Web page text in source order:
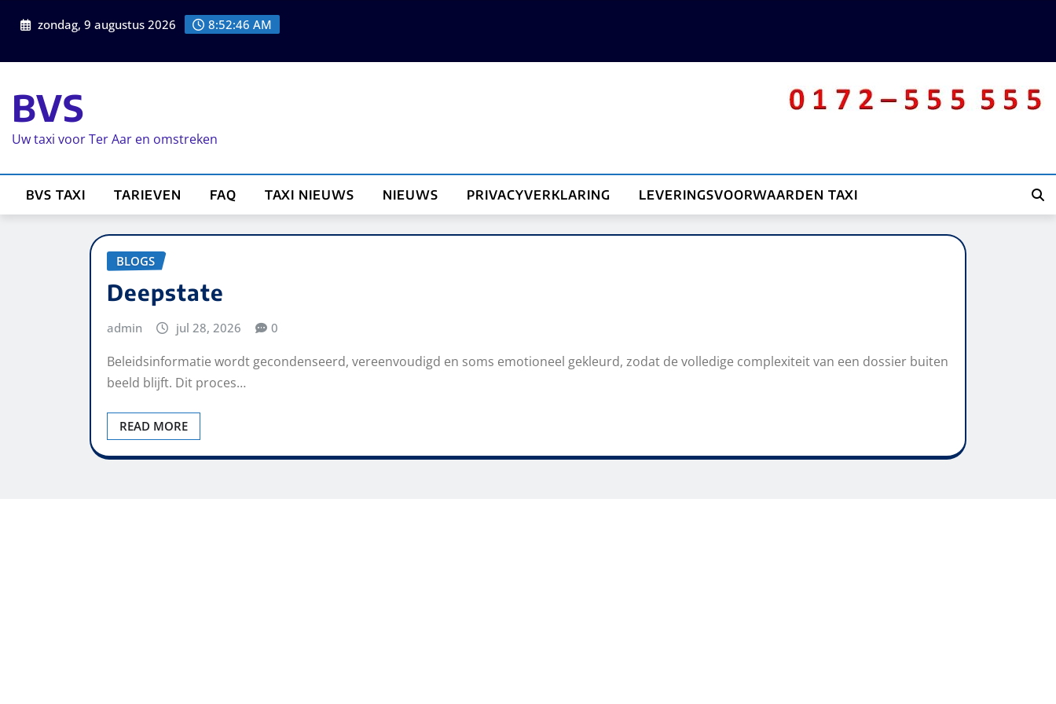
zondag, 9 augustus 2026 8:52:46 AM
BVS
Uw taxi voor Ter Aar en omstreken
BVS TAXI TARIEVEN FAQ TAXI NIEUWS NIEUWS PRIVACYVERKLARING LEVERINGSVOORWAARDEN TAXI
BLOGS
Deepstate
admin jul 28, 2026 0
Beleidsinformatie wordt gecondenseerd, vereenvoudigd en soms emotioneel gekleurd, zodat de volledige complexiteit van een dossier buiten
beeld blijft. Dit proces…
READ MORE